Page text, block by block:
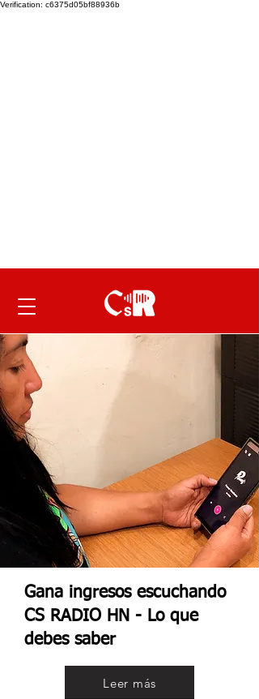
Verification: c6375d05bf88936b
Gana ingresos escuchando
CS RADIO HN - Lo que
debes saber
Leer más